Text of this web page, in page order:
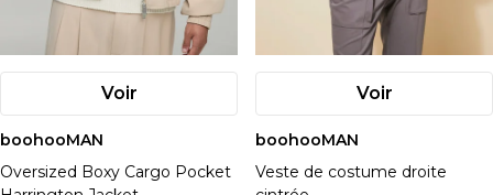
Voir
boohooMAN
Oversized Boxy Cargo Pocket
Voir
boohooMAN
Veste de costume droite